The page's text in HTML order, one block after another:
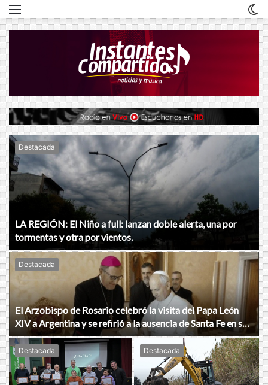
Destacada
LA REGIÓN: El Niño a full: lanzan doble alerta, una por
tormentas y otra por vientos.
Destacada
El Arzobispo de Rosario celebró la visita del Papa León
XIV a Argentina y se refirió a la ausencia de Santa Fe en su
gira.
Destacada Destacada